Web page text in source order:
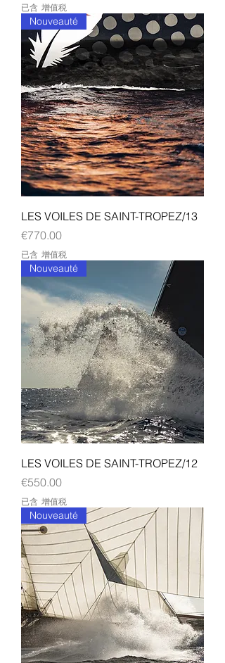
已含 增值税
Nouveauté
LES VOILES DE SAINT-TROPEZ/13
價格
€770.00
已含 增值税
Nouveauté
LES VOILES DE SAINT-TROPEZ/12
價格
€550.00
已含 增值税
Nouveauté